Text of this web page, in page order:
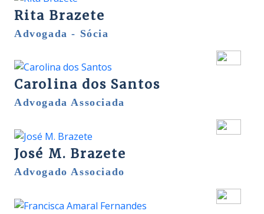
Rita Brazete
Advogada - Sócia
Carolina dos Santos
Advogada Associada
José M. Brazete
Advogado Associado